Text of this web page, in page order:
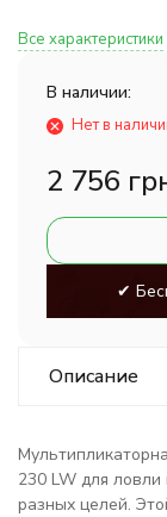
Все характеристики
В наличии:
Нет в
2 756
✔
Описание
230 LW для
разных целей.